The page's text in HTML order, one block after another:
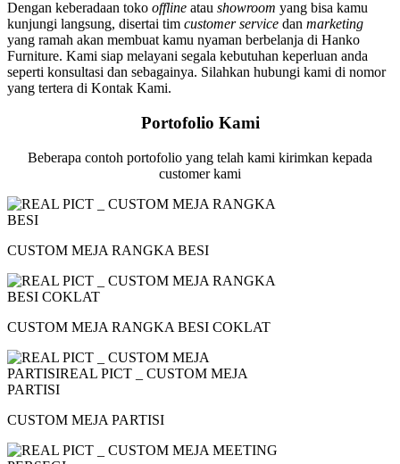
Dengan keberadaan toko offline atau showroom yang bisa kamu
kunjungi langsung, disertai tim customer service dan marketing
yang ramah akan membuat kamu nyaman berbelanja di Hanko
Furniture. Kami siap melayani segala kebutuhan keperluan anda
seperti konsultasi dan sebagainya. Silahkan hubungi kami di nomor
yang tertera di Kontak Kami.
Portofolio Kami
Beberapa contoh portofolio yang telah kami kirimkan kepada
customer kami
CUSTOM MEJA RANGKA BESI
CUSTOM MEJA RANGKA BESI COKLAT
CUSTOM MEJA PARTISI